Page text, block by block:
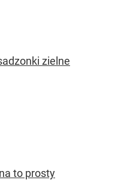
zielne
to prosty